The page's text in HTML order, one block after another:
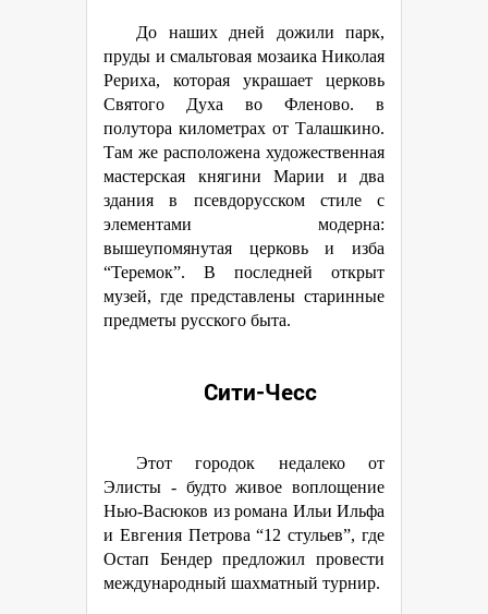
До наших дней дожили парк,
пруды и смальтовая мозаика Николая
Рериха, которая украшает церковь
Святого Духа во Фленово. в
полутора километрах от Талашкино.
Там же расположена художественная
мастерская княгини Марии и два
здания в псевдорусском стиле с
элементами модерна:
вышеупомянутая церковь и изба
“Теремок”. В последней открыт
музей, где представлены старинные
предметы русского быта.
Сити-Чесс
Этот городок недалеко от
Элисты - будто живое воплощение
Нью-Васюков из романа Ильи Ильфа
и Евгения Петрова “12 стульев”, где
Остап Бендер предложил провести
международный шахматный турнир.